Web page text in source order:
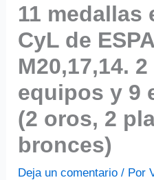
11 medallas
CyL de
M20,17,14.
equipos y 9
(2 oros, 2
bronces)
Deja un comentario / Por